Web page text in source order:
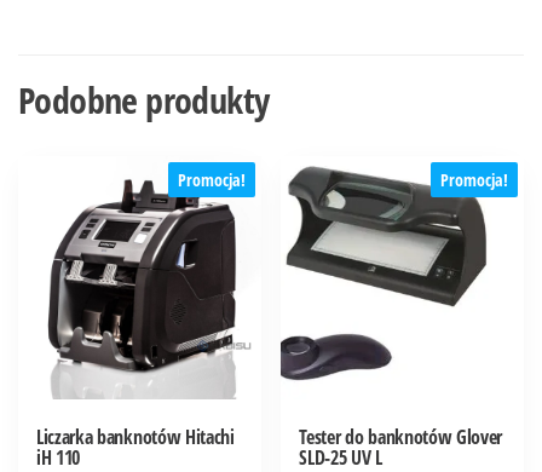
Podobne produkty
Promocja!
Liczarka banknotów Hitachi
iH 110
Promocja!
Tester do banknotów Glover
SLD-25 UV L